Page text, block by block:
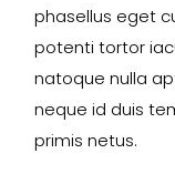
phasellus eget
potenti tortor
natoque nulla
neque id duis
primis netus.